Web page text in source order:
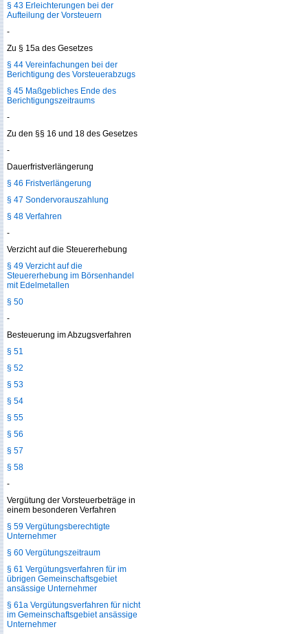
§ 43 Erleichterungen bei der
Aufteilung der Vorsteuern
-
Zu § 15a des Gesetzes
§ 44 Vereinfachungen bei der
Berichtigung des Vorsteuerabzugs
§ 45 Maßgebliches Ende des
Berichtigungszeitraums
-
Zu den §§ 16 und 18 des Gesetzes
-
Dauerfristverlängerung
§ 46 Fristverlängerung
§ 47 Sondervorauszahlung
§ 48 Verfahren
-
Verzicht auf die Steuererhebung
§ 49 Verzicht auf die
Steuererhebung im Börsenhandel
mit Edelmetallen
§ 50
-
Besteuerung im Abzugsverfahren
§ 51
§ 52
§ 53
§ 54
§ 55
§ 56
§ 57
§ 58
-
Vergütung der Vorsteuerbeträge in
einem besonderen Verfahren
§ 59 Vergütungsberechtigte
Unternehmer
§ 60 Vergütungszeitraum
§ 61 Vergütungsverfahren für im
übrigen Gemeinschaftsgebiet
ansässige Unternehmer
§ 61a Vergütungsverfahren für nicht
im Gemeinschaftsgebiet ansässige
Unternehmer